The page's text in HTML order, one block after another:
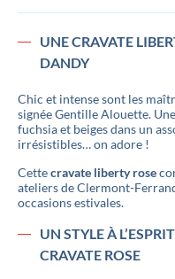
UNE CRAVATE
DANDY
Chic et intense sont les
signée Gentille Alouette. Une
fuchsia et beiges dans un
irrésistibles… on adore !
Cettecravate liberty rose
ateliers de Clermont-
occasions estivales.
UN STYLE À
CRAVATE ROSE